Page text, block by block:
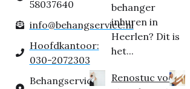
58037640
info@behangservice.nl
Hoofdkantoor:
030-2072303
Behangservice
behanger
inhuren in
Heerlen? Dit is
het...
Renostuc voor